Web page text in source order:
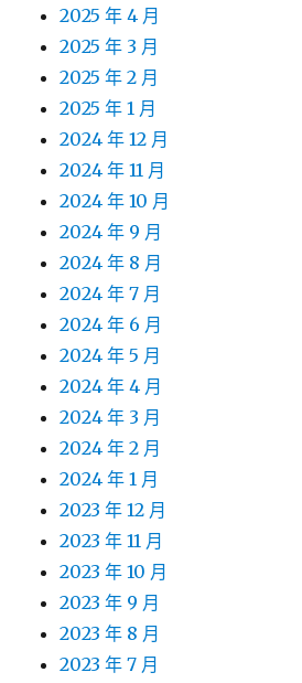
2025 年 4 月
2025 年 3 月
2025 年 2 月
2025 年 1 月
2024 年 12 月
2024 年 11 月
2024 年 10 月
2024 年 9 月
2024 年 8 月
2024 年 7 月
2024 年 6 月
2024 年 5 月
2024 年 4 月
2024 年 3 月
2024 年 2 月
2024 年 1 月
2023 年 12 月
2023 年 11 月
2023 年 10 月
2023 年 9 月
2023 年 8 月
2023 年 7 月